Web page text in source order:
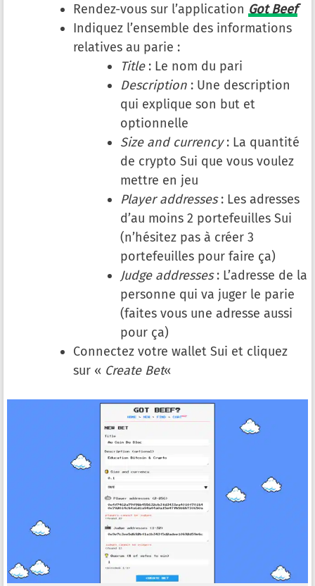
Rendez-vous sur l’application Got Beef
Indiquez l’ensemble des informations
relatives au parie :
Title : Le nom du pari
Description : Une description
qui explique son but et
optionnelle
Size and currency: La quantité
de crypto Sui que vous voulez
mettre en jeu
Player addresses: Les adresses
d’au moins 2 portefeuilles Sui
(n’hésitez pas à créer 3
portefeuilles pour faire ça)
Judge addresses: L’adresse de la
personne qui va juger le parie
(faites vous une adresse aussi
pour ça)
Connectez votre wallet Sui et cliquez
sur « Create Bet«